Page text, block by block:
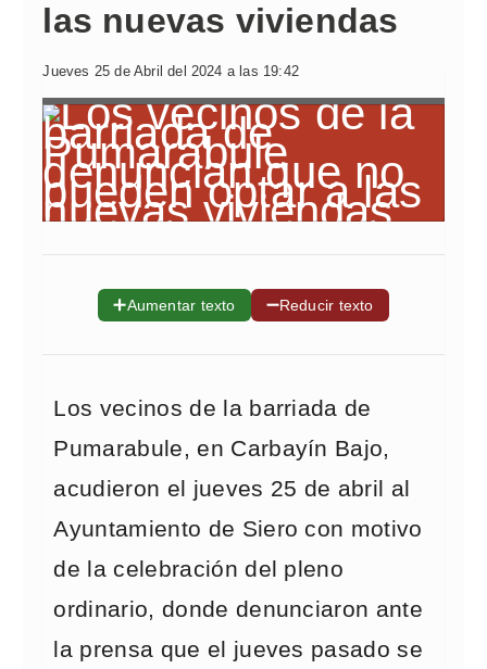
las nuevas viviendas
Jueves 25 de Abril del 2024 a las 19:42
➕Aumentar texto ➖Reducir texto
Los vecinos de la barriada de
Pumarabule, en Carbayín Bajo,
acudieron el jueves 25 de abril al
Ayuntamiento de Siero con motivo
de la celebración del pleno
ordinario, donde denunciaron ante
la prensa que el jueves pasado se